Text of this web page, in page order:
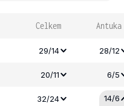
Celkem Antuka
29/14 28/12
20/11 6/5
32/24 14/6